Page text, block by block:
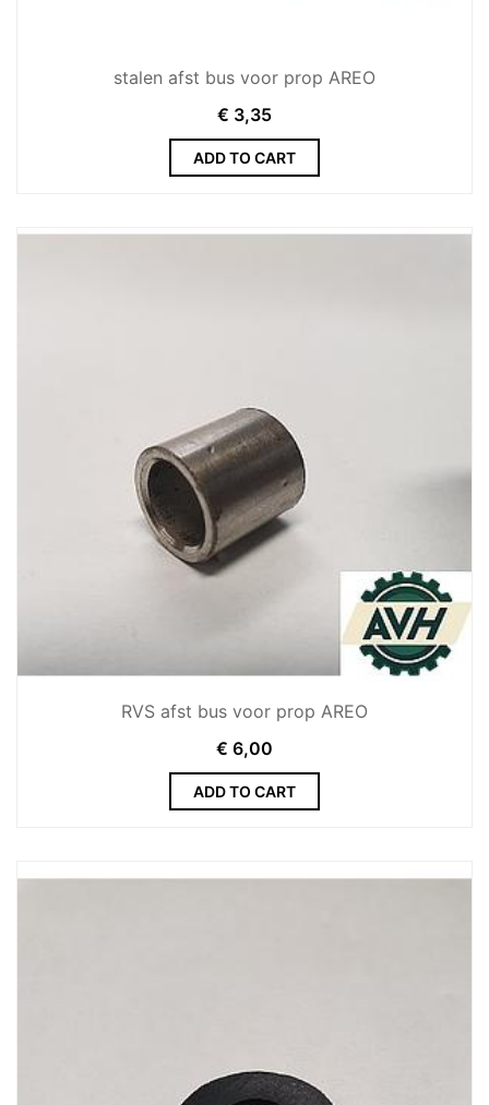
stalen afst bus voor prop AREO
€ 3,35
ADD TO CART
RVS afst bus voor prop AREO
€ 6,00
ADD TO CART